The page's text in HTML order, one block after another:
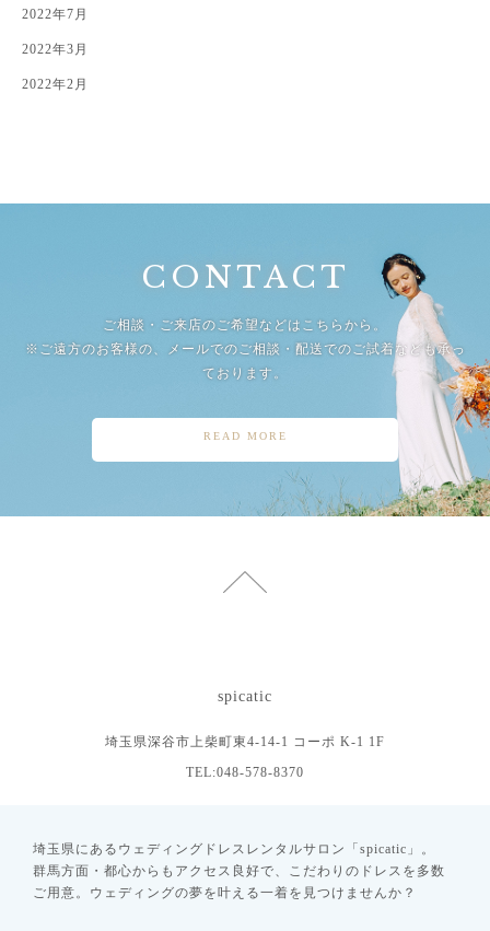
2022年7月
2022年3月
2022年2月
CONTACT
ご相談・ご来店のご希望などはこちらから。
※ご遠方のお客様の、メールでのご相談・配送でのご試着なども承っ
ております。
READ MORE
spicatic
埼玉県深谷市上柴町東4-14-1 コーポ K-1 1F
TEL:048-578-8370
埼玉県にあるウェディングドレスレンタルサロン「spicatic」。
群馬方面・都心からもアクセス良好で、こだわりのドレスを多数
ご用意。ウェディングの夢を叶える一着を見つけませんか？